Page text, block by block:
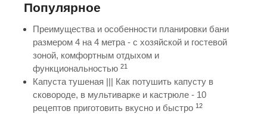
Популярное
Преимущества и особенности планировки бани
размером 4 на 4 метра - с хозяйской и гостевой
зоной, комфортным отдыхом и
функциональностью 21
Капуста тушеная ||| Как потушить капусту в
сковороде, в мультиварке и кастрюле - 10
рецептов приготовить вкусно и быстро 12